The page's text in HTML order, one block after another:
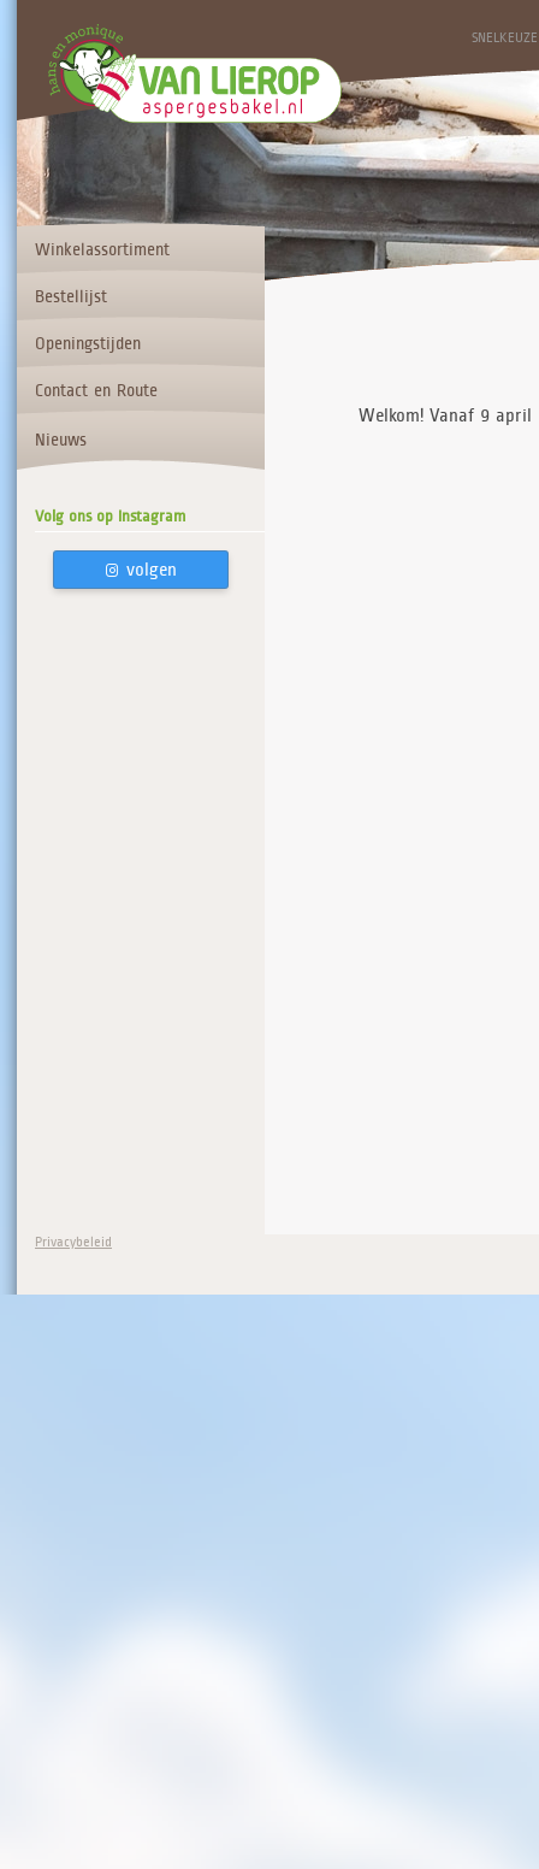
SNELKEUZE
Winkelassortiment
Bestellijst
Openingstijden
Contact en Route
Nieuws
Volg ons op Instagram
volgen
Welkom! Vanaf 9 april
Privacybeleid